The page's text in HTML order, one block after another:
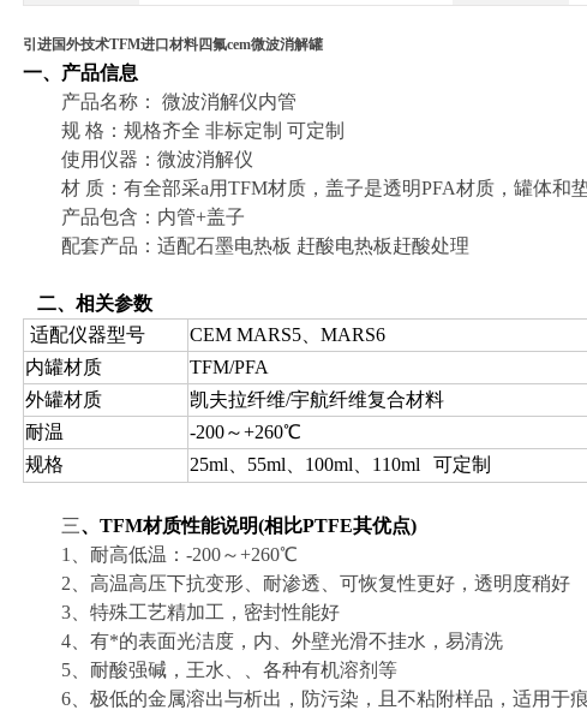
引进国外技术TFM进口材料四氟cem微波消解罐
一、产品信息
产品名称： 微波消解仪内管
规 格：规格齐全 非标定制 可定制
使用仪器：微波消解仪
材 质：有全部采a用TFM材质，盖子是透明PFA材质，罐体和
产品包含：内管+盖子
配套产品：适配石墨电热板 赶酸电热板赶酸处理
二、相关参数
适配仪器型号
CEM MARS5、MARS6
内罐材质
TFM/PFA
外罐材质
凯夫拉纤维/宇航纤维复合材料
耐温
-200～+260℃
规格
25ml、55ml、100ml、110ml 可定制
三、TFM材质性能说明(相比PTFE其优点)
1、耐高低温：-200～+260℃
2、高温高压下抗变形、耐渗透、可恢复性更好，透明度稍好
3、特殊工艺精加工，密封性能好
4、有*的表面光洁度，内、外壁光滑不挂水，易清洗
5、耐酸强碱，王水、、各种有机溶剂等
6、极低的金属溶出与析出，防污染，且不粘附样品，适用于痕